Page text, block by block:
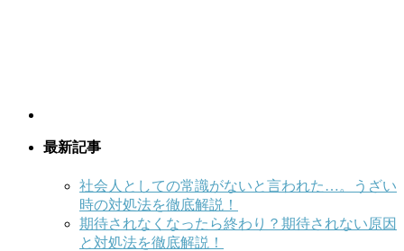
最新記事
社会人としての常識がないと言われた…。うざい
時の対処法を徹底解説！
期待されなくなったら終わり？期待されない原因
と対処法を徹底解説！